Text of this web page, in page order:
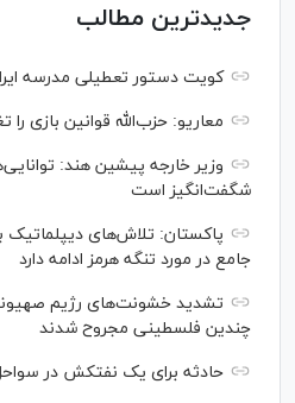
جدیدترین مطالب
کویت دستور تعطیلی مدرسه
معاریو: حزب‌الله قوانین بازی را
وزیر خارجه پیشین هند:
شگفت‌انگیز است
پاکستان: تلاش‌های دیپلماتیک
جامع در مورد تنگه هرمز ادامه دارد
تشدید خشونت‌های رژیم
چندین فلسطینی مجروح شدند
حادثه برای یک نفتکش در